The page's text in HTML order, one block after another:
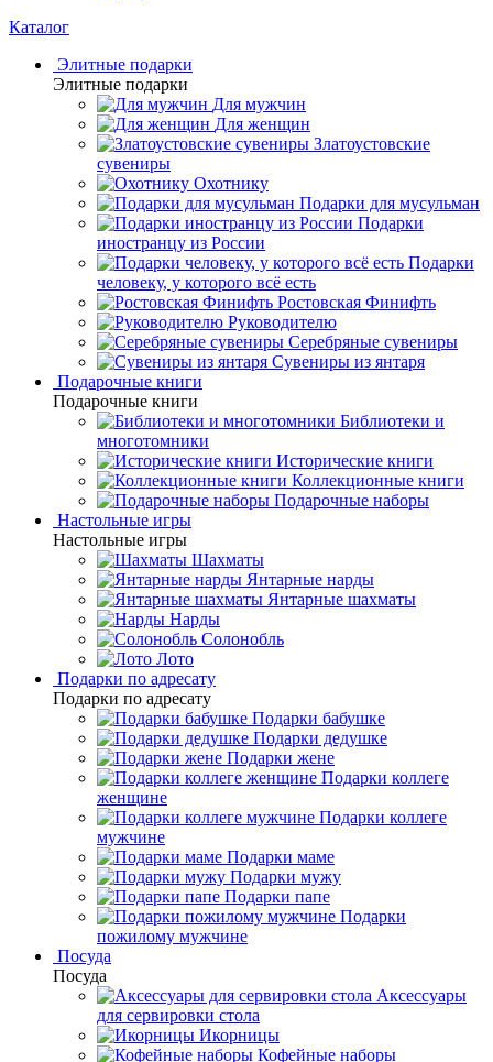
Каталог
Элитные подарки
Элитные подарки
Для мужчин
Для женщин
Златоустовские
сувениры
Охотнику
Подарки для мусульман
Подарки
иностранцу из России
Подарки
человеку, у которого всё есть
Ростовская Финифть
Руководителю
Серебряные сувениры
Сувениры из янтаря
Подарочные книги
Подарочные книги
Библиотеки и
многотомники
Исторические книги
Коллекционные книги
Подарочные наборы
Настольные игры
Настольные игры
Шахматы
Янтарные нарды
Янтарные шахматы
Нарды
Солонобль
Лото
Подарки по адресату
Подарки по адресату
Подарки бабушке
Подарки дедушке
Подарки жене
Подарки коллеге
женщине
Подарки коллеге
мужчине
Подарки маме
Подарки мужу
Подарки папе
Подарки
пожилому мужчине
Посуда
Посуда
Аксессуары
для сервировки стола
Икорницы
Кофейные наборы